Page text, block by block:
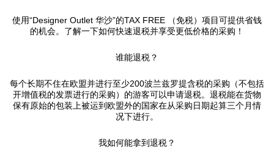
使用“Designer Outlet 华沙”的TAX FREE （免税）项目可提供省钱
的机会。了解一下如何快速退税并享受更低价格的采购！
谁能退税？
每个长期不住在欧盟并进行至少200波兰兹罗提含税的采购（不包括
开增值税的发票进行的采购）的游客可以申请退税。退税能在货物
保有原始的包装上被运到欧盟外的国家在从采购日期起算三个月情
况下进行。
我如何能拿到退税？